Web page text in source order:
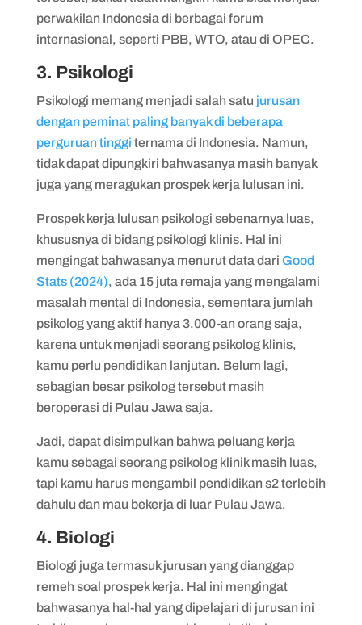
perwakilan Indonesia di berbagai forum
internasional, seperti PBB, WTO, atau di OPEC.
3. Psikologi
Psikologi memang menjadi salah satu jurusan
dengan peminat paling banyak di beberapa
perguruan tinggi ternama di Indonesia. Namun,
tidak dapat dipungkiri bahwasanya masih banyak
juga yang meragukan prospek kerja lulusan ini.
Prospek kerja lulusan psikologi sebenarnya luas,
khususnya di bidang psikologi klinis. Hal ini
mengingat bahwasanya menurut data dari Good
Stats (2024), ada 15 juta remaja yang mengalami
masalah mental di Indonesia, sementara jumlah
psikolog yang aktif hanya 3.000-an orang saja,
karena untuk menjadi seorang psikolog klinis,
kamu perlu pendidikan lanjutan. Belum lagi,
sebagian besar psikolog tersebut masih
beroperasi di Pulau Jawa saja.
Jadi, dapat disimpulkan bahwa peluang kerja
kamu sebagai seorang psikolog klinik masih luas,
tapi kamu harus mengambil pendidikan s2 terlebih
dahulu dan mau bekerja di luar Pulau Jawa.
4. Biologi
Biologi juga termasuk jurusan yang dianggap
remeh soal prospek kerja. Hal ini mengingat
bahwasanya hal-hal yang dipelajari di jurusan ini